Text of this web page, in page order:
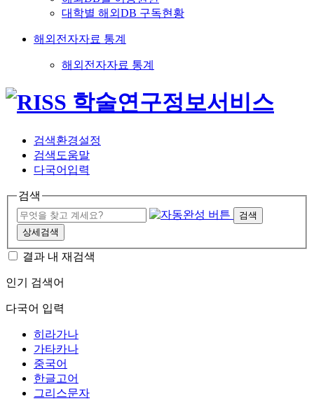
대학별 해외DB 구독현황
해외전자자료 통계
해외전자자료 통계
검색환경설정
검색도움말
다국어입력
검색
검색
상세검색
결과 내 재검색
인기 검색어
다국어 입력
히라가나
가타카나
중국어
한글고어
그리스문자